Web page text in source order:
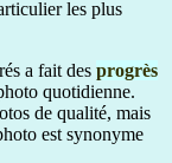
les plus
a fait des progrès
quotidienne.
de qualité, mais
est synonyme